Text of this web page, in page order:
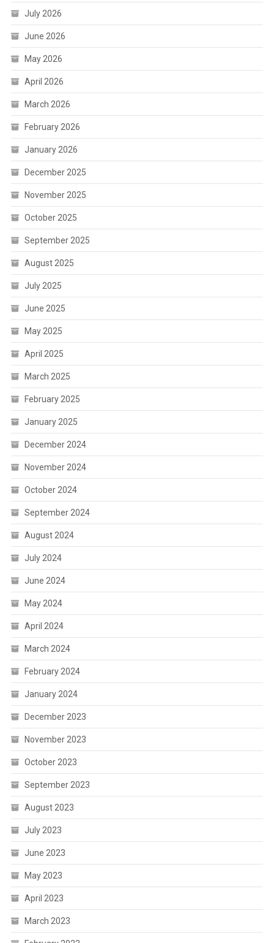
July 2026
June 2026
May 2026
April 2026
March 2026
February 2026
January 2026
December 2025
November 2025
October 2025
September 2025
August 2025
July 2025
June 2025
May 2025
April 2025
March 2025
February 2025
January 2025
December 2024
November 2024
October 2024
September 2024
August 2024
July 2024
June 2024
May 2024
April 2024
March 2024
February 2024
January 2024
December 2023
November 2023
October 2023
September 2023
August 2023
July 2023
June 2023
May 2023
April 2023
March 2023